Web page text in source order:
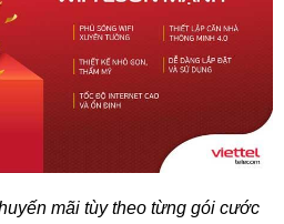
mãi tùy theo từng gói cước